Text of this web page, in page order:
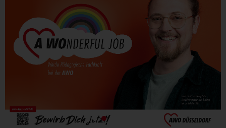
Slide number 1
Slide number 2
Current SlideSlide number 4
Slide number 5